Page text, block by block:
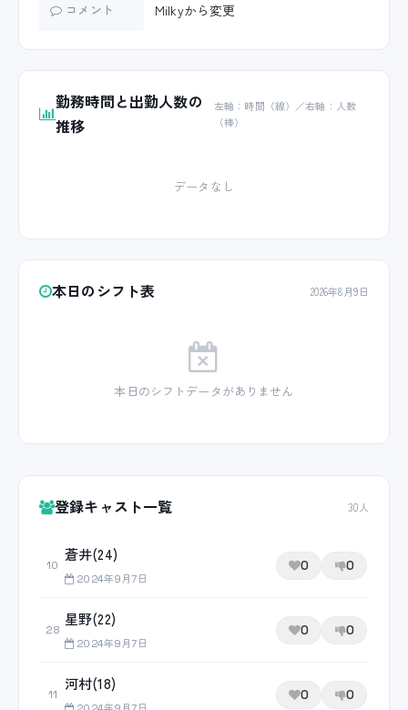
コメント Milkyから変更
勤務時間と出勤人数の
推移
左軸：時間（線）／右軸：人数
（棒）
データなし
本日のシフト表 2026年8月9日
本日のシフトデータがありません
登録キャスト一覧 30人
10
蒼井(24)
2024年9月7日
0 0
28
星野(22)
2024年9月7日
0 0
11
河村(18)
0 0